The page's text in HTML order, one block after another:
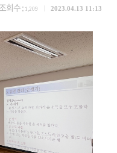
조회수 : 1,209 2023.04.13 11:13